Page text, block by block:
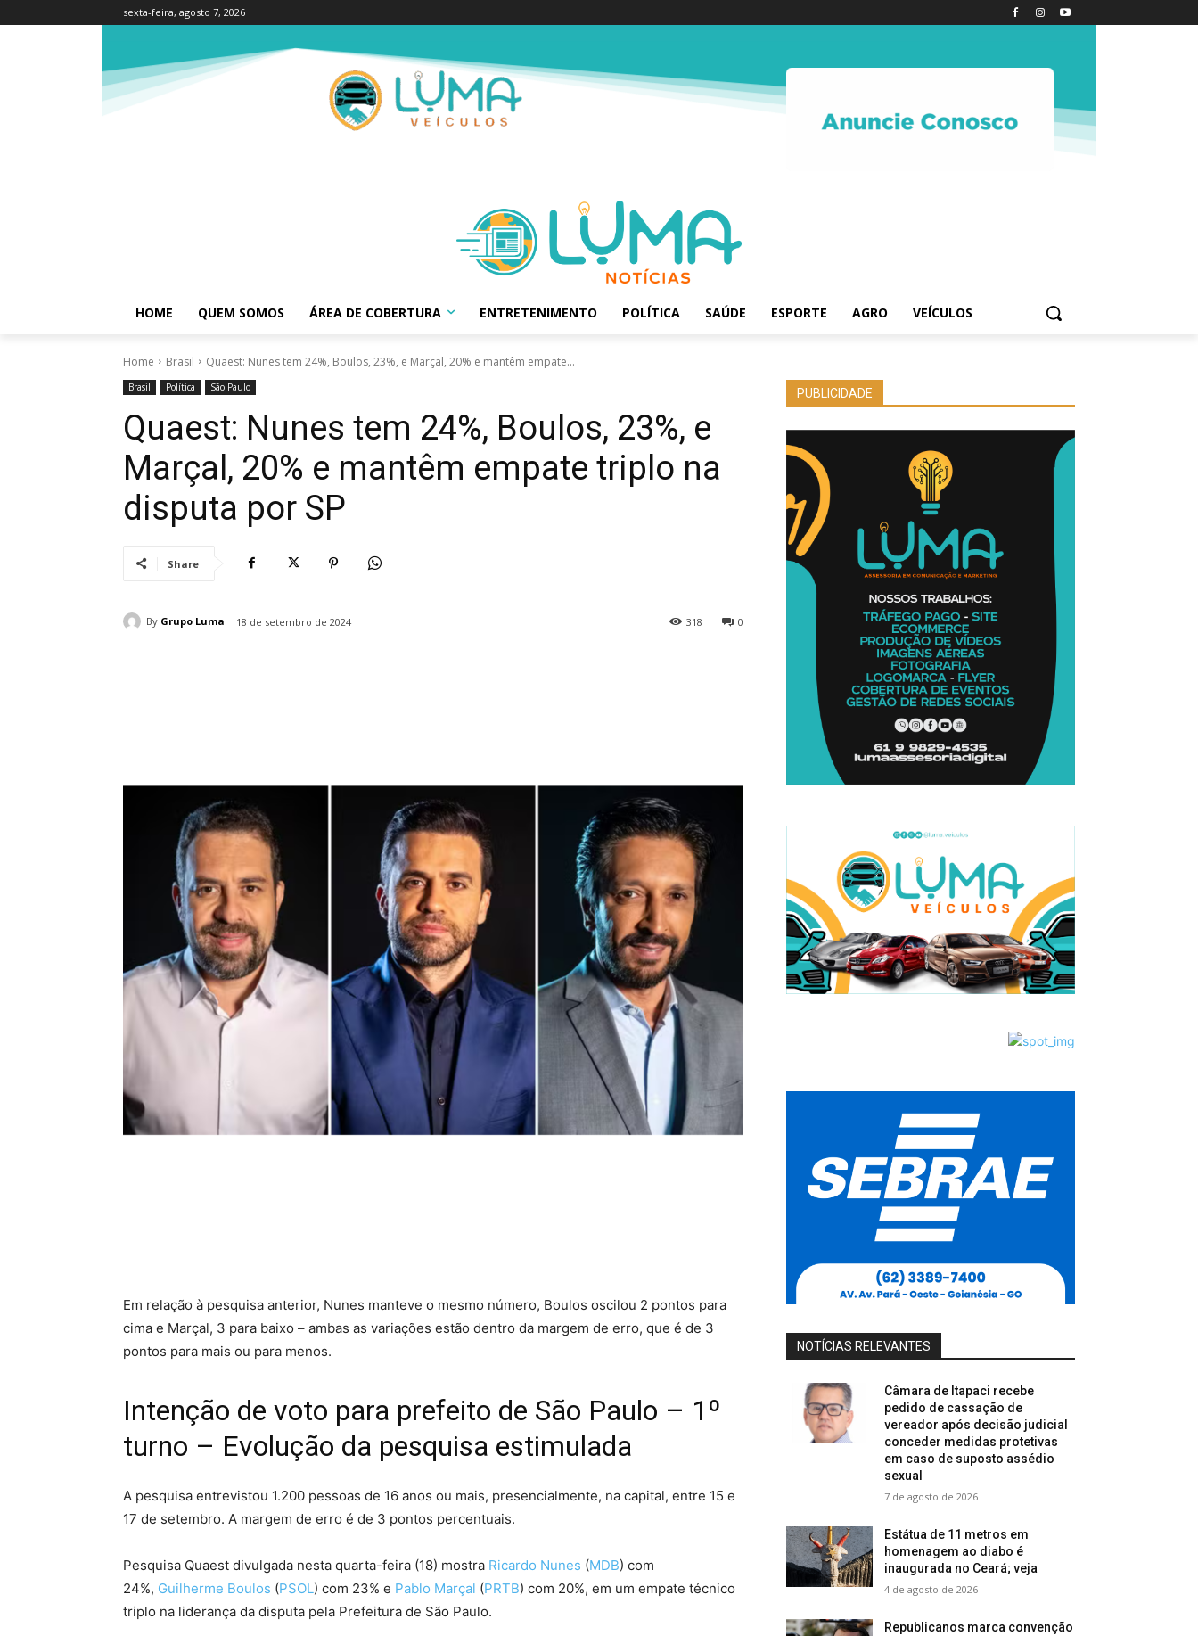
sexta-feira, agosto 7, 2026
HOME QUEM SOMOS ÁREA DE COBERTURA ENTRETENIMENTO POLÍTICA SAÚDE ESPORTE AGRO VEÍCULOS
Home Brasil Quaest: Nunes tem 24%, Boulos, 23%, e Marçal, 20% e mantêm empate...
Brasil Política São Paulo
Quaest: Nunes tem 24%, Boulos, 23%, e
Marçal, 20% e mantêm empate triplo na
disputa por SP
Share
By Grupo Luma 18 de setembro de 2024 0
318
Em relação à pesquisa anterior, Nunes manteve o mesmo número, Boulos oscilou 2 pontos para
cima e Marçal, 3 para baixo – ambas as variações estão dentro da margem de erro, que é de 3
pontos para mais ou para menos.
Intenção de voto para prefeito de São Paulo – 1º
turno – Evolução da pesquisa estimulada
A pesquisa entrevistou 1.200 pessoas de 16 anos ou mais, presencialmente, na capital, entre 15 e
17 de setembro. A margem de erro é de 3 pontos percentuais.
Pesquisa Quaest divulgada nesta quarta-feira (18) mostra Ricardo Nunes (MDB) com
24%, Guilherme Boulos (PSOL) com 23% e Pablo Marçal (PRTB) com 20%, em um empate técnico
triplo na liderança da disputa pela Prefeitura de São Paulo.
PUBLICIDADE
NOTÍCIAS RELEVANTES
Câmara de Itapaci recebe
pedido de cassação de
vereador após decisão judicial
conceder medidas protetivas
em caso de suposto assédio
sexual
7 de agosto de 2026
Estátua de 11 metros em
homenagem ao diabo é
inaugurada no Ceará; veja
4 de agosto de 2026
Republicanos marca convenção